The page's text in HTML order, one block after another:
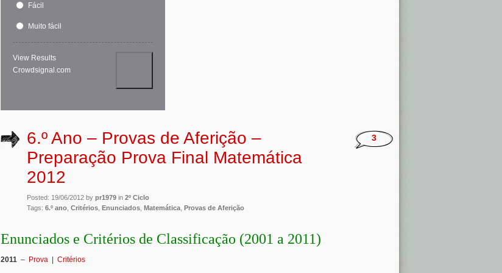
Fácil
Muito fácil
View Results
Crowdsignal.com
6.º Ano – Provas de Aferição –
Preparação Prova Final Matemática
2012
Posted: 19/06/2012 by pr1979 in 2º Ciclo
Tags: 6.º ano Critérios Enunciados Matemática Provas de Aferição
3
Enunciados e Critérios de Classificação (2001 a 2011)
2011 – Prova | Critérios